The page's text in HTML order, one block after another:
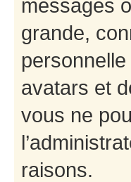
messages
grande,
personnelle
avatars et
vous ne
raisons.